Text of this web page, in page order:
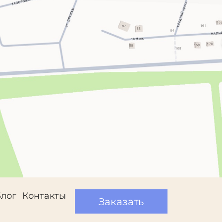
Контакты Заказать